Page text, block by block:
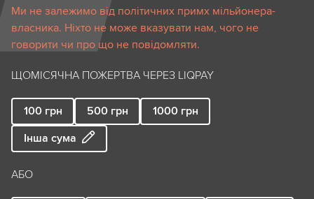
Ми не залежимо від політичних примх мільйонера-
власника. Ніхто не може вказувати нам, чого не
говорити чи про що не повідомляти.
ЩОМІСЯЧНА ПОЖЕРТВА ЧЕРЕЗ LIQPAY
100 грн 500 грн 1000 грн
Інша сума
АБО